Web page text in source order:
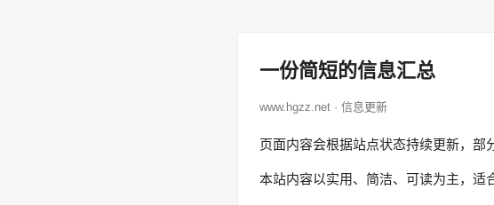
一份简短的信息汇总
www.hgzz.net · 信息更新
页面内容会根据站点状态持续更新，部
本站内容以实用、简洁、可读为主，适